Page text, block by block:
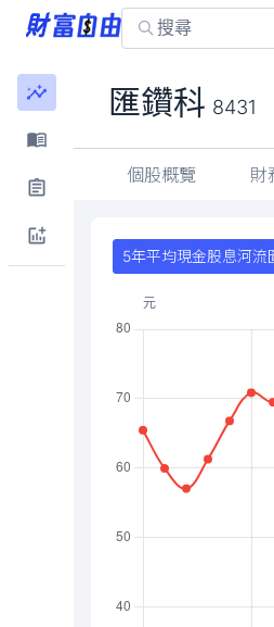
匯鑽科 8431
個股概覽 財
5年平均現金股息河流